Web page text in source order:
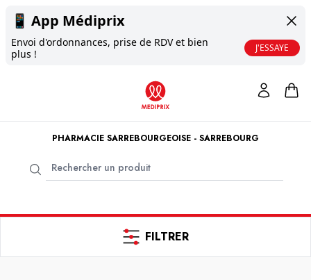
📱 App Médiprix
Envoi d'ordonnances, prise de RDV et bien
plus !
J'ESSAYE
PHARMACIE SARREBOURGEOISE - SARREBOURG
FILTRER